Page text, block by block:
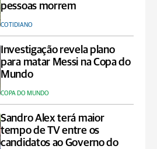
pessoas morrem
COTIDIANO
Investigação revela plano
para matar Messi na Copa do
Mundo
COPA DO MUNDO
Sandro Alex terá maior
tempo de TV entre os
candidatos ao Governo do